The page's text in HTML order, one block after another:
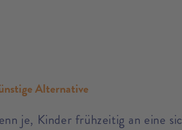
Alternative
je, Kinder frühzeitig an eine